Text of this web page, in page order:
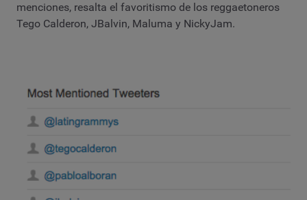
menciones, resalta el favoritismo de los reggaetoneros
Tego Calderon, JBalvin, Maluma y NickyJam.